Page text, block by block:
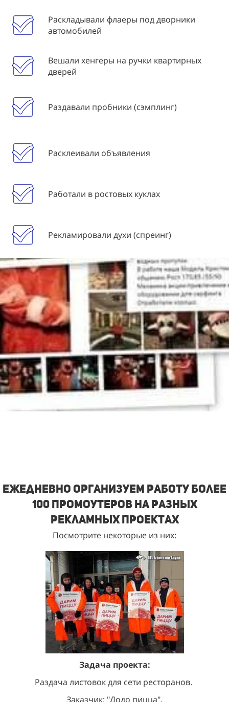
Раскладывали флаеры под дворники
автомобилей
Вешали хенгеры на ручки квартирных
дверей
Раздавали пробники (сэмплинг)
Расклеивали объявления
Работали в ростовых куклах
Рекламировали духи (спреинг)
Ежедневно организуем работу более
100 промоутеров на разных
рекламных проектах
Посмотрите некоторые из них:
Задача проекта:
Раздача листовок для сети ресторанов.
Заказчик: "Додо пицца".